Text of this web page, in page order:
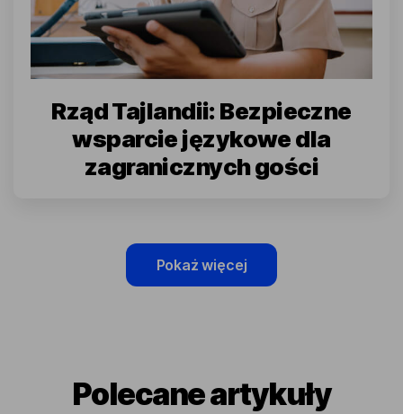
Rząd Tajlandii: Bezpieczne
wsparcie językowe dla
zagranicznych gości
Pokaż więcej
Polecane artykuły